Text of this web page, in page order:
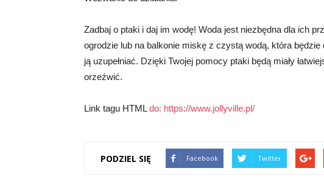
Zadbaj o ptaki i daj im wodę! Woda jest niezbędna dla ich
ogrodzie lub na balkonie miskę z czystą wodą, która
ją uzupełniać. Dzięki Twojej pomocy ptaki będą miały
orzeźwić.
Link tagu HTMLdo: https://www.jollyville.pl/
PODZIEL SIĘ Facebook Twitter